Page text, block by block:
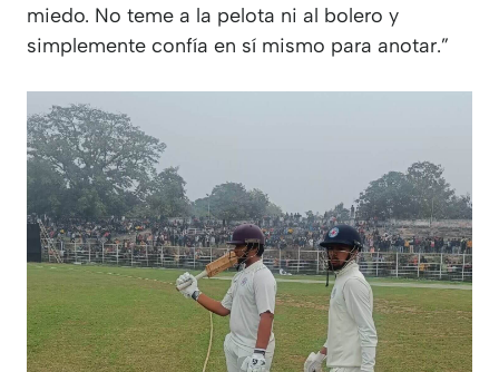
miedo. No teme a la pelota ni al bolero y
simplemente confía en sí mismo para anotar.”